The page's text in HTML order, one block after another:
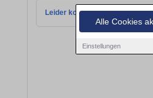
Alle Cookies
Einstellungen
Leider konnten wir derzeit